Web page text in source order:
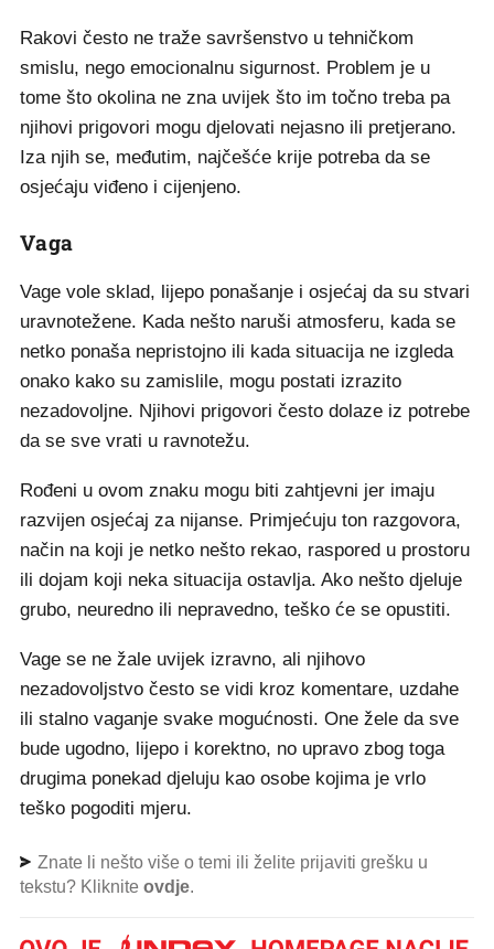
Rakovi često ne traže savršenstvo u tehničkom
smislu, nego emocionalnu sigurnost. Problem je u
tome što okolina ne zna uvijek što im točno treba pa
njihovi prigovori mogu djelovati nejasno ili pretjerano.
Iza njih se, međutim, najčešće krije potreba da se
osjećaju viđeno i cijenjeno.
Vaga
Vage vole sklad, lijepo ponašanje i osjećaj da su stvari
uravnotežene. Kada nešto naruši atmosferu, kada se
netko ponaša nepristojno ili kada situacija ne izgleda
onako kako su zamislile, mogu postati izrazito
nezadovoljne. Njihovi prigovori često dolaze iz potrebe
da se sve vrati u ravnotežu.
Rođeni u ovom znaku mogu biti zahtjevni jer imaju
razvijen osjećaj za nijanse. Primjećuju ton razgovora,
način na koji je netko nešto rekao, raspored u prostoru
ili dojam koji neka situacija ostavlja. Ako nešto djeluje
grubo, neuredno ili nepravedno, teško će se opustiti.
Vage se ne žale uvijek izravno, ali njihovo
nezadovoljstvo često se vidi kroz komentare, uzdahe
ili stalno vaganje svake mogućnosti. One žele da sve
bude ugodno, lijepo i korektno, no upravo zbog toga
drugima ponekad djeluju kao osobe kojima je vrlo
teško pogoditi mjeru.
Znate li nešto više o temi ili želite prijaviti grešku u
tekstu? Kliknite ovdje.